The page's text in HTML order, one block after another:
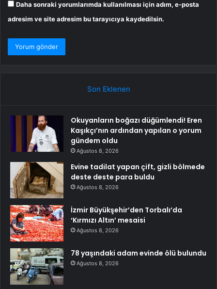
Daha sonraki yorumlarımda kullanılması için adım, e-posta
adresim ve site adresim bu tarayıcıya kaydedilsin.
Son Eklenen
Okuyanların boğazı düğümlendi! Eren
Kaşıkçı’nın ardından yapılan o yorum
gündem oldu
Ağustos 8, 2026
Evine tadilat yapan çift, gizli bölmede
deste deste para buldu
Ağustos 8, 2026
İzmir Büyükşehir’den Torbalı’da
‘Kırmızı Altın’ mesaisi
Ağustos 8, 2026
78 yaşındaki adam evinde ölü bulundu
Ağustos 8, 2026